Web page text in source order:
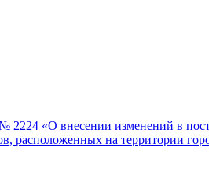
2224 «О внесении изменений в
на территории